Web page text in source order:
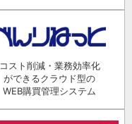
コスト削減・業務効率化
ができるクラウド型の
WEB購買管理システム